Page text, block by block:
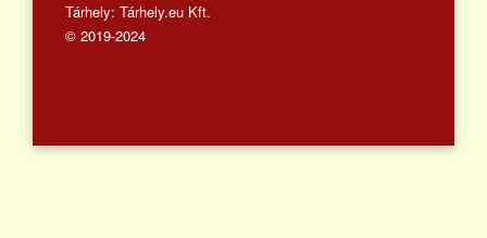
Tárhely: Tárhely.eu Kft.
© 2019-2024